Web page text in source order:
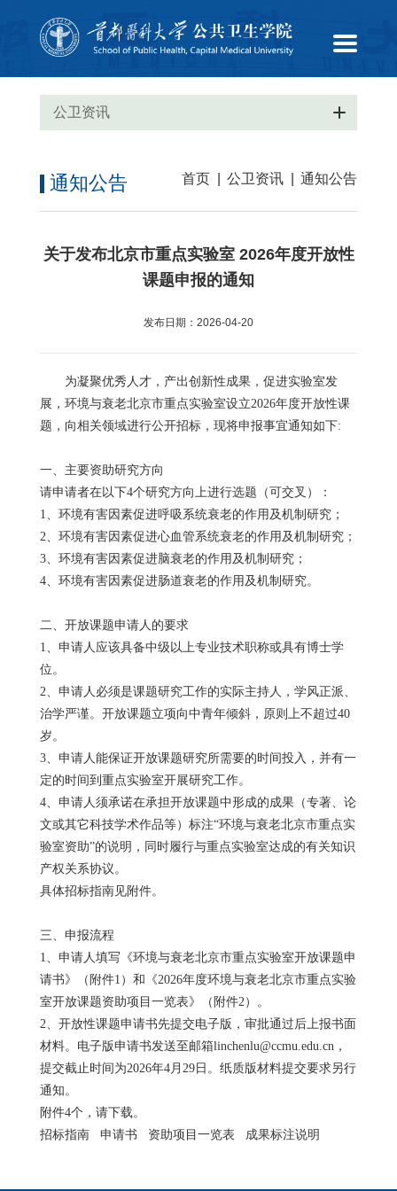
公卫资讯
首页 公卫资讯 通知公告
通知公告
关于发布北京市重点实验室 2026年度开放性
课题申报的通知
发布日期：2026-04-20
为凝聚优秀人才，产出创新性成果，促进实验室发
展，环境与衰老北京市重点实验室设立2026年度开放性课
题，向相关领域进行公开招标，现将申报事宜通知如下:
一、主要资助研究方向
请申请者在以下4个研究方向上进行选题（可交叉）：
1、环境有害因素促进呼吸系统衰老的作用及机制研究；
2、环境有害因素促进心血管系统衰老的作用及机制研究；
3、环境有害因素促进脑衰老的作用及机制研究；
4、环境有害因素促进肠道衰老的作用及机制研究。
二、开放课题申请人的要求
1、申请人应该具备中级以上专业技术职称或具有博士学
位。
2、申请人必须是课题研究工作的实际主持人，学风正派、
治学严谨。开放课题立项向中青年倾斜，原则上不超过40
岁。
3、申请人能保证开放课题研究所需要的时间投入，并有一
定的时间到重点实验室开展研究工作。
4、申请人须承诺在承担开放课题中形成的成果（专著、论
文或其它科技学术作品等）标注“环境与衰老北京市重点实
验室资助”的说明，同时履行与重点实验室达成的有关知识
产权关系协议。
具体招标指南见附件。
三、申报流程
1、申请人填写《环境与衰老北京市重点实验室开放课题申
请书》（附件1）和《2026年度环境与衰老北京市重点实验
室开放课题资助项目一览表》（附件2）。
2、开放性课题申请书先提交电子版，审批通过后上报书面
材料。电子版申请书发送至邮箱linchenlu@ccmu.edu.cn，
提交截止时间为2026年4月29日。纸质版材料提交要求另行
通知。
附件4个，请下载。
招标指南 申请书 资助项目一览表 成果标注说明